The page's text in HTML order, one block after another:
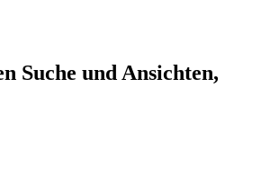
Suche und Ansichten,